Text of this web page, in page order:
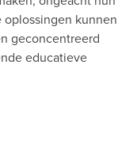
kunnen
geconcentreerd
educatieve